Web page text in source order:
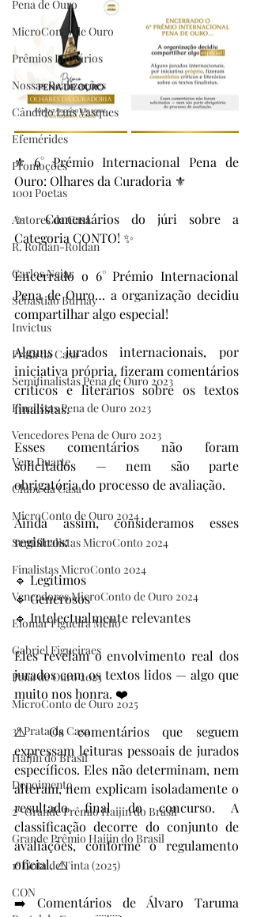
Pena de Ouro
MicroConto de Ouro
Prêmios Literários
Nossas Realizações
Cândido Luís Vasques
Efemérides
Promoções
1001 Poetas
Autores da Casa
R. Roldan-Roldan
Carlos Nejar
Sebastião Burnay
Invictus
Prata da Casa
Semifinalistas Pena de Ouro 2023
Finalistas Pena de Ouro 2023
Vencedores Pena de Ouro 2023
Vera Duarte
Clube da Casa
MicroConto de Ouro 2024
Semifinalistas MicroConto 2024
Finalistas MicroConto 2024
Vencedores MicroConto de Ouro 2024
Elomar Figueira Mello
Gabriel Figueiraes
Pena de Ouro 2025
MicroConto de Ouro 2025
3º Prata da Casa
Haijin do Brasil
Depoimento
2º Grande Prêmio Haijin do Brasil
Grande Prêmio Haijin do Brasil
1º Gota de Tinta (2025)
CON
⚜️ 6° Prémio Internacional Pena de
Ouro: Olhares da Curadoria ⚜️
✨ Comentários do júri sobre a
Categoria CONTO! ✨
Encerrado o 6° Prémio Internacional
Pena de Ouro… a organização decidiu
compartilhar algo especial!
Alguns jurados internacionais, por
iniciativa própria, fizeram comentários
críticos e literários sobre os textos
finalistas.
Esses comentários não foram
solicitados — nem são parte
obrigatória do processo de avaliação.
Ainda assim, consideramos esses
registros:
🔹 Legítimos
🔹 Generosos
🔹 Intelectualmente relevantes
Eles revelam o envolvimento real dos
jurados com os textos lidos — algo que
muito nos honra. ❤️
⚠️ Os comentários que seguem
expressam leituras pessoais de jurados
específicos. Eles não determinam, nem
alteram, nem explicam isoladamente o
resultado final do concurso. A
classificação decorre do conjunto de
avaliações, conforme o regulamento
oficial. ⚠️
➡️ Comentários de Álvaro Taruma